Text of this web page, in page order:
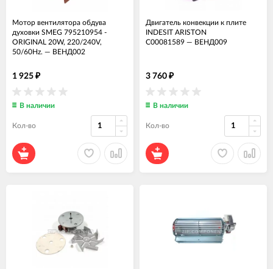
Мотор вентилятора обдува
духовки SMEG 795210954 -
ORIGINAL 20W, 220/240V,
50/60Hz. — ВЕНД002
1 925 ₽
В наличии
Кол-во
Двигатель конвекции к плите
INDESIT ARISTON
C00081589 — ВЕНД009
3 760 ₽
В наличии
Кол-во